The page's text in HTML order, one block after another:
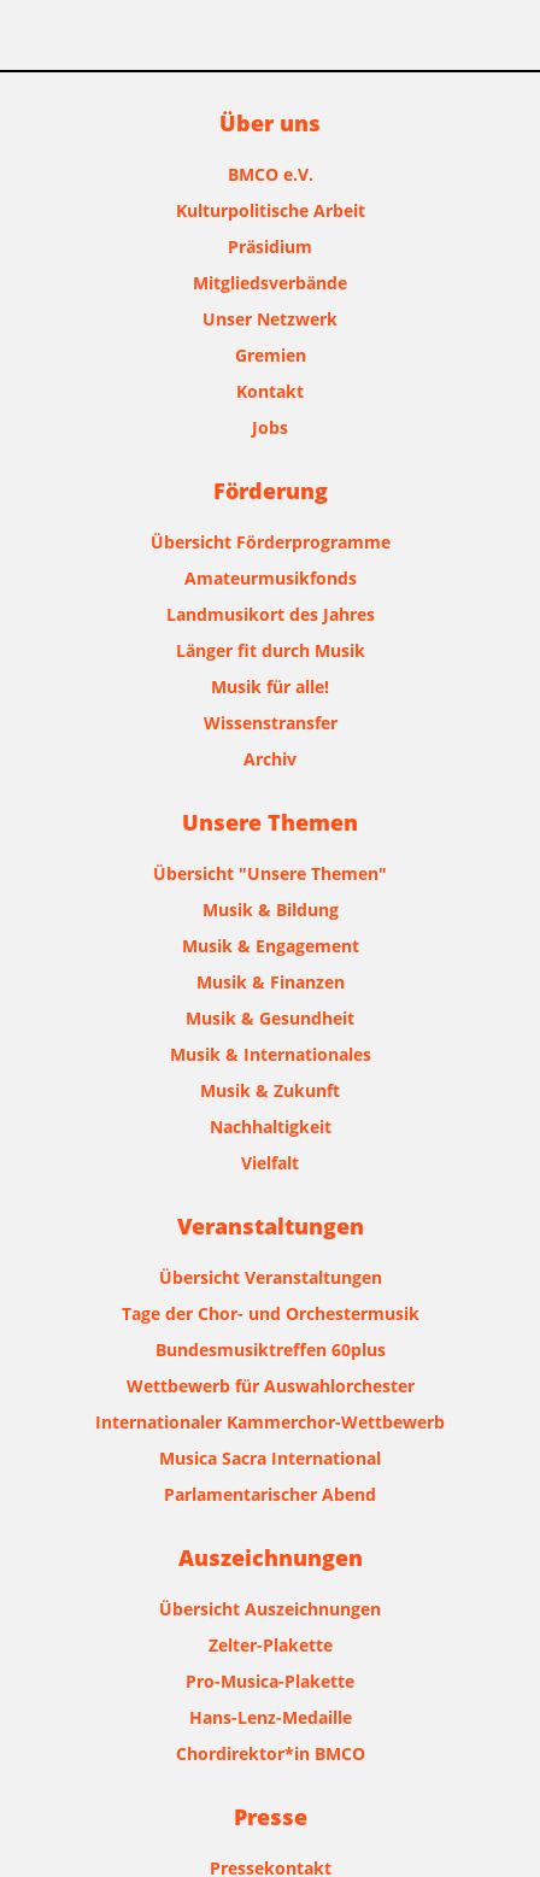
Über uns
BMCO e.V.
Kulturpolitische Arbeit
Präsidium
Mitgliedsverbände
Unser Netzwerk
Gremien
Kontakt
Jobs
Förderung
Übersicht Förderprogramme
Amateurmusikfonds
Landmusikort des Jahres
Länger fit durch Musik
Musik für alle!
Wissenstransfer
Archiv
Unsere Themen
Übersicht "Unsere Themen"
Musik & Bildung
Musik & Engagement
Musik & Finanzen
Musik & Gesundheit
Musik & Internationales
Musik & Zukunft
Nachhaltigkeit
Vielfalt
Veranstaltungen
Übersicht Veranstaltungen
Tage der Chor- und Orchestermusik
Bundesmusiktreffen 60plus
Wettbewerb für Auswahlorchester
Internationaler Kammerchor-Wettbewerb
Musica Sacra International
Parlamentarischer Abend
Auszeichnungen
Übersicht Auszeichnungen
Zelter-Plakette
Pro-Musica-Plakette
Hans-Lenz-Medaille
Chordirektor*in BMCO
Presse
Pressekontakt